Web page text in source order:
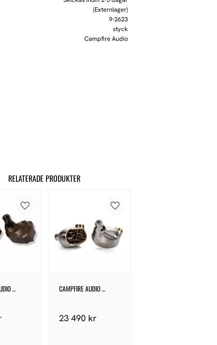
(Externlager)
9-2623
styck
Campfire Audio
RELATERADE PRODUKTER
Lägg till i favoriter
CAMPFIRE AUDIO
23 490kr
Lägg till i favoriter